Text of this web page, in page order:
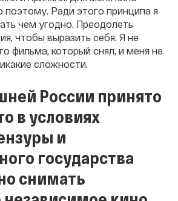
Ради этого принципа я
чем угодно. Преодолеть
чтобы выразить себя. Я не
фильма, который снял, и меня не
сложности.
России принято
в условиях
и
государства
снимать